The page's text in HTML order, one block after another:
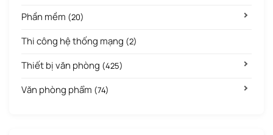
Phần mềm (20)
Thi công hệ thống mạng (2)
Thiết bị văn phòng (425)
Văn phòng phẩm (74)